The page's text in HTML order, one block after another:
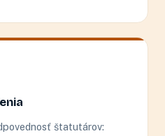
štatutárov: